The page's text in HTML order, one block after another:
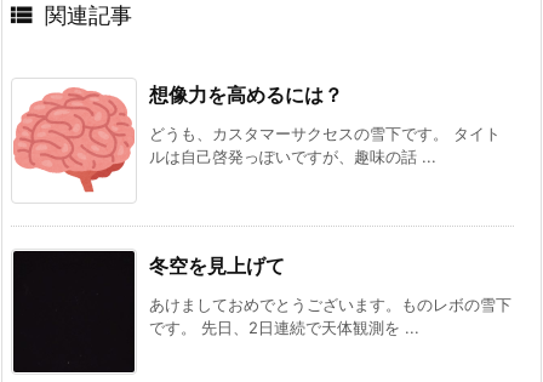
 関連記事
想像力を高めるには？
どうも、カスタマーサクセスの雪下です。 タイト
ルは自己啓発っぽいですが、趣味の話 ...
冬空を見上げて
あけましておめでとうございます。ものレボの雪下
です。 先日、2日連続で天体観測を ...